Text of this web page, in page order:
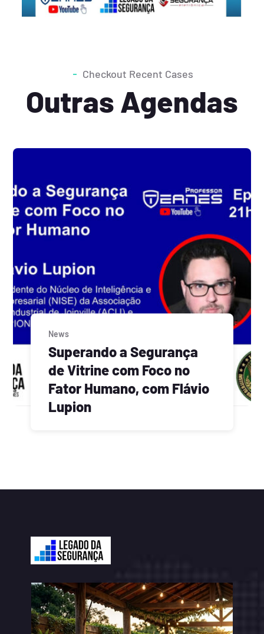
Checkout Recent Cases
Outras Agendas
News
Superando a Segurança
de Vitrine com Foco no
Fator Humano, com Flávio
Lupion